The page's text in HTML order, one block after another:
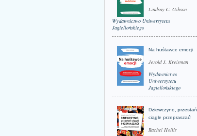
Lindsay C. Gibson
Wydawnictwo Uniwersytetu
Jagiellońskiego
Na huśtawce emocji
Jerold J. Kreisman
Wydawnictwo
Uniwersytetu
Jagiellońskiego
Dziewczyno, przestań
ciągle przepraszać!
Rachel Hollis